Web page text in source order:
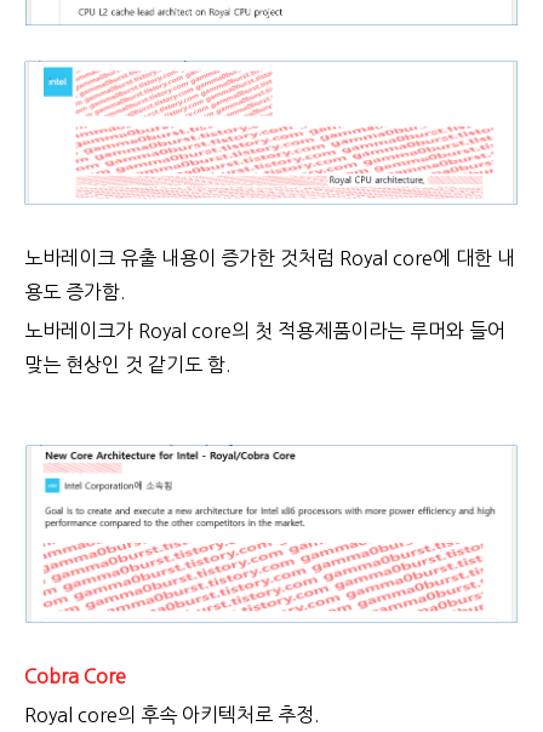
노바레이크 유출 내용이 증가한 것처럼 Royal core에 대한 내
용도 증가함.
노바레이크가 Royal core의 첫 적용제품이라는 루머와 들어
맞는 현상인 것 같기도 함.
Cobra Core
Royal core의 후속 아키텍처로 추정.